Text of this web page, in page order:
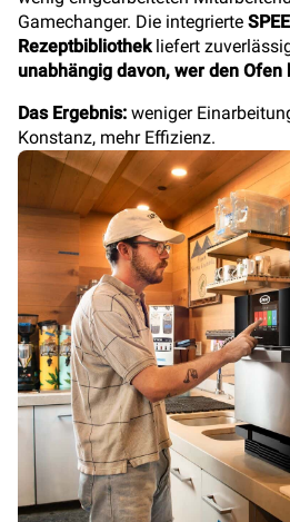
Gamechanger. Die integrierte
Rezeptbibliothekliefert
unabhängig davon, wer den Ofen
Das Ergebnis: weniger
Konstanz, mehr Effizienz.